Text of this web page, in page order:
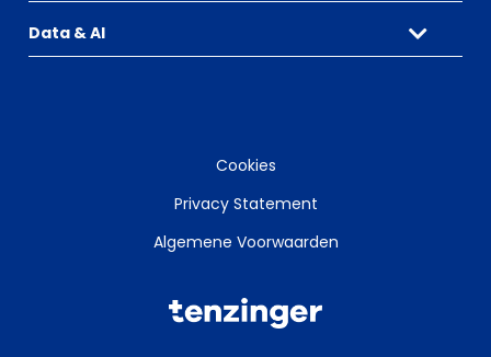
Data & AI
Cookies
Privacy Statement
Algemene Voorwaarden
Tenzinger